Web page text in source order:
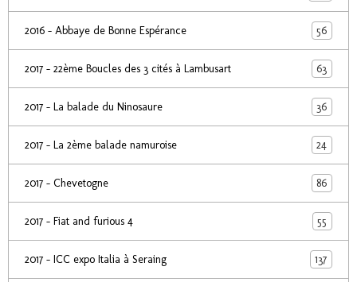
2016 - Abbaye de Bonne Espérance 56
2017 - 22ème Boucles des 3 cités à Lambusart 63
2017 - La balade du Ninosaure 36
2017 - La 2ème balade namuroise 24
2017 - Chevetogne 86
2017 - Fiat and furious 4 55
2017 - ICC expo Italia à Seraing 137